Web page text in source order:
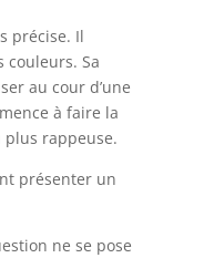
précise. Il
Sa
au cour d’une
à faire la
rappeuse.
présenter un
ne se pose